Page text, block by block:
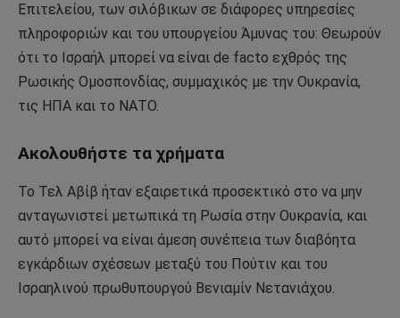
Επιτελείου, των σιλόβικων σε διάφορες υπηρεσίες
πληροφοριών και του υπουργείου Άμυνας του: Θεωρούν
ότι το Ισραήλ μπορεί να είναι de facto εχθρός της
Ρωσικής Ομοσπονδίας, συμμαχικός με την Ουκρανία,
τις ΗΠΑ και το ΝΑΤΟ.
Ακολουθήστε τα χρήματα
Το Τελ Αβίβ ήταν εξαιρετικά προσεκτικό στο να μην
ανταγωνιστεί μετωπικά τη Ρωσία στην Ουκρανία, και
αυτό μπορεί να είναι άμεση συνέπεια των διαβόητα
εγκάρδιων σχέσεων μεταξύ του Πούτιν και του
Ισραηλινού πρωθυπουργού Βενιαμίν Νετανιάχου.